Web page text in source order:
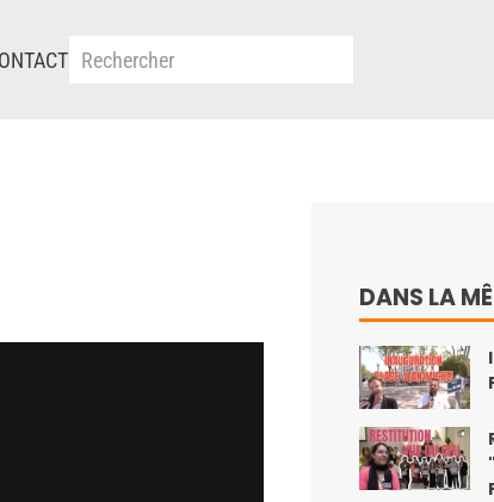
DANS LA